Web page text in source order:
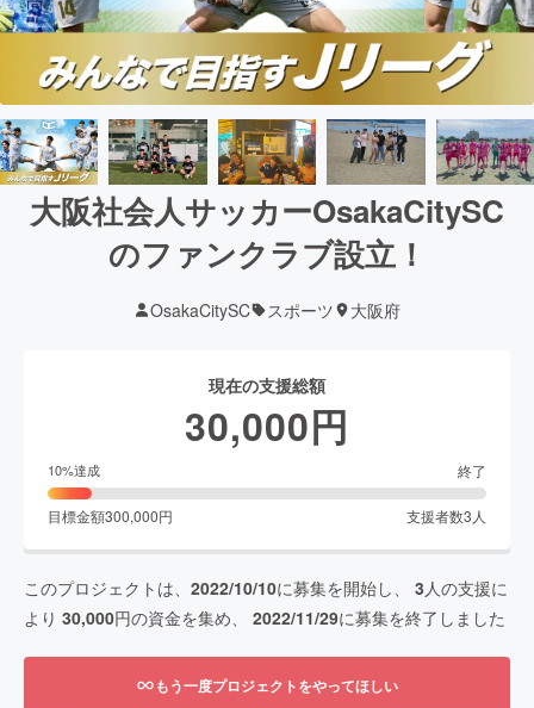
大阪社会人サッカーOsakaCitySC
のファンクラブ設立！
OsakaCitySC スポーツ 大阪府
現在の支援総額
30,000円
10%達成 終了
目標金額300,000円 支援者数3 人
このプロジェクトは、 2022/10/10に募集を開始し、 3 人の支援に
より 30,000円の資金を集め、 2022/11/29に募集を終了しました
もう一度プロジェクトをやってほしい